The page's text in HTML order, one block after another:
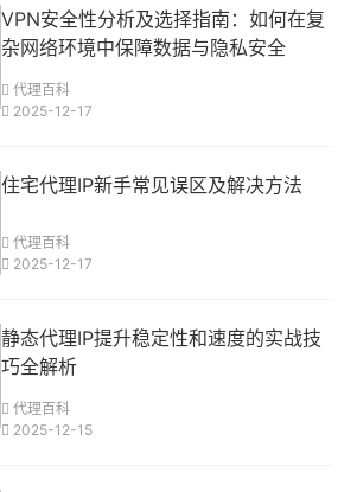
VPN安全性分析及选择指南：如何在复
杂网络环境中保障数据与隐私安全
代理百科
2025-12-17
住宅代理IP新手常见误区及解决方法
代理百科
2025-12-17
静态代理IP提升稳定性和速度的实战技
巧全解析
代理百科
2025-12-15